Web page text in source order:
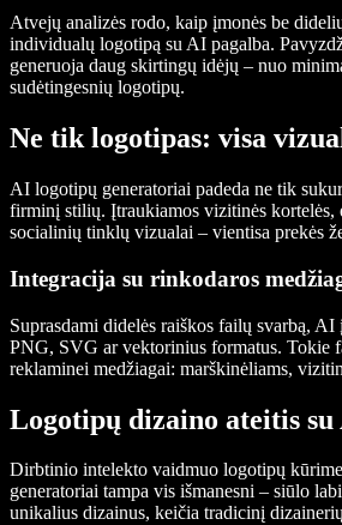
Atvejų analizės rodo, kaip įmonės be
individualų logotipą su AI pagalba.
generuoja daug skirtingų idėjų – nuo
sudėtingesnių logotipų.
Ne tik logotipas: visa
AI logotipų generatoriai padeda ne tik
firminį stilių. Įtraukiamos vizitinės kortelės,
socialinių tinklų vizualai – vientisa prekės
Integracija su rinkodaros
Suprasdami didelės raiškos failų svarbą,
PNG, SVG ar vektorinius formatus. Tokie
reklaminei medžiagai: marškinėliams,
Logotipų dizaino ateitis
Dirbtinio intelekto vaidmuo logotipų
generatoriai tampa vis išmanesni – siūlo
unikalius dizainus, keičia tradicinį